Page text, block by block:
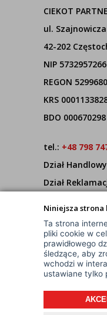
Niniejsza strona
Ta strona
pliki cookie w
prawidłowego
śledzące, aby
wchodzi w
ustawiane tylko
CIEKOT
ul.
42-202
NIP 5732957266
REGON
KRS
BDO 000670298
tel.: +48 798
Dział
Dział
7:00 - 15:00
© Wszelkie